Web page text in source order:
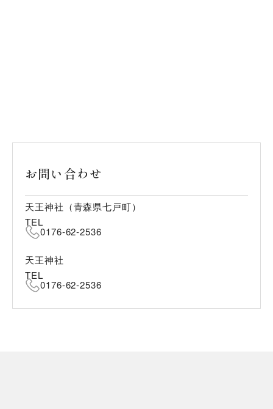
お問い合わせ
天王神社（青森県七戸町）
TEL
0176-62-2536
天王神社
TEL
0176-62-2536